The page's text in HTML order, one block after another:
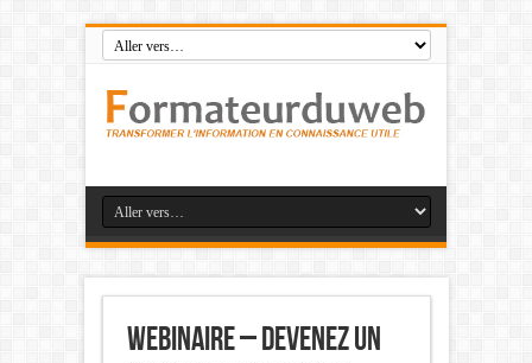
Webinaire – Devenez un